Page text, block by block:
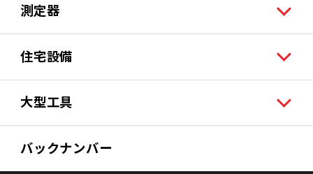
測定器
住宅設備
大型工具
バックナンバー